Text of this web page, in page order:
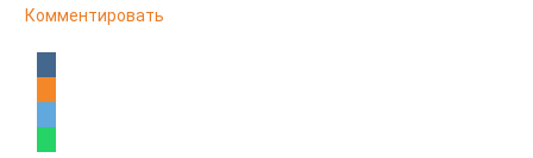
Комментировать